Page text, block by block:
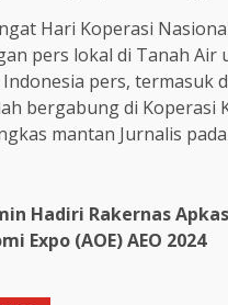
Hari Koperasi
pers lokal di Tanah
Indonesia pers,
bergabung di Koperasi
mantan Jurnalis
Hadiri Rakernas
Expo (AOE) AEO 2024